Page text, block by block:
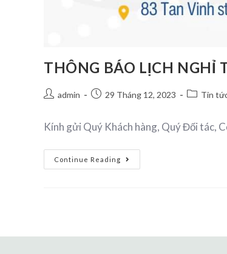
THÔNG BÁO LỊCH NGHỈ
admin 29 Tháng 12, 2023 Tin
Kính gửi Quý Khách hàng, Quý Đối tác,
Continue Reading